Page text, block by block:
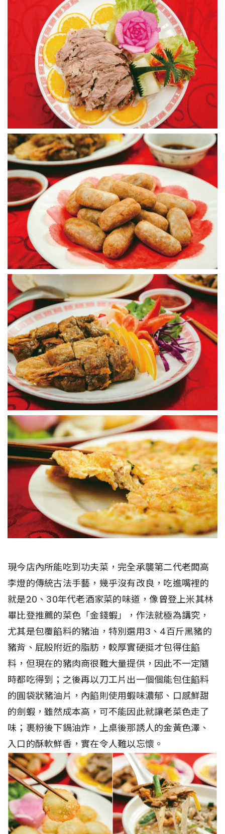
現今店內所能吃到功夫菜，完全承襲第二代老闆高
李燈的傳統古法手藝，幾乎沒有改良，吃進嘴裡的
就是20、30年代老酒家菜的味道，像曾登上米其林
畢比登推薦的菜色「金錢蝦」，作法就極為講究，
尤其是包覆餡料的豬油，特別選用3、4百斤黑豬的
豬背、屁股附近的脂肪，較厚實硬挺才包得住餡
料，但現在的豬肉商很難大量提供，因此不一定隨
時都吃得到；之後再以刀工片出一個個能包住餡料
的圓袋狀豬油片，內餡則使用蝦味濃郁、口感鮮甜
的劍蝦，雖然成本高，可不能因此就讓老菜色走了
味；裹粉後下鍋油炸，上桌後那誘人的金黃色澤、
入口的酥軟鮮香，實在令人難以忘懷。